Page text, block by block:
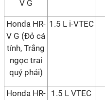
V G
Honda HR-
V G (Đỏ cá
tính, Trắng
ngọc trai
quý phái)
1.5 L i-VTEC
Honda HR-
1.5 L VTEC